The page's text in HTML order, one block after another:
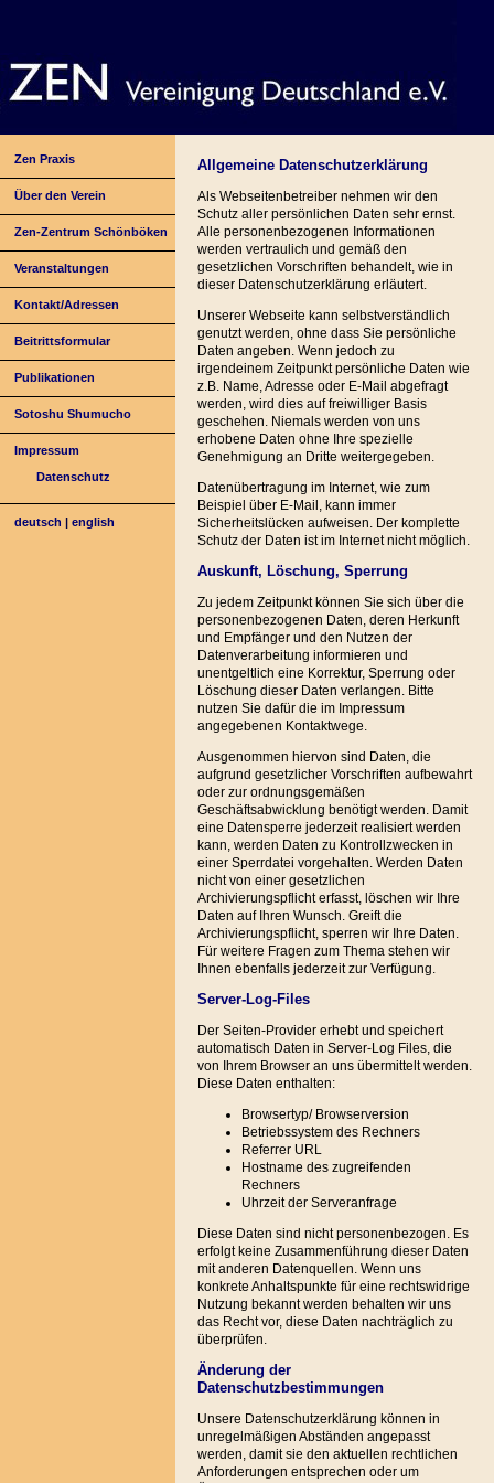
Zen Praxis
Über den Verein
Zen-Zentrum Schönböken
Veranstaltungen
Kontakt/Adressen
Beitrittsformular
Publikationen
Sotoshu Shumucho
Impressum
Datenschutz
deutsch |english
Allgemeine Datenschutzerklärung
Als Webseitenbetreiber nehmen wir den
Schutz aller persönlichen Daten sehr ernst.
Alle personenbezogenen Informationen
werden vertraulich und gemäß den
gesetzlichen Vorschriften behandelt, wie in
dieser Datenschutzerklärung erläutert.
Unserer Webseite kann selbstverständlich
genutzt werden, ohne dass Sie persönliche
Daten angeben. Wenn jedoch zu
irgendeinem Zeitpunkt persönliche Daten wie
z.B. Name, Adresse oder E-Mail abgefragt
werden, wird dies auf freiwilliger Basis
geschehen. Niemals werden von uns
erhobene Daten ohne Ihre spezielle
Genehmigung an Dritte weitergegeben.
Datenübertragung im Internet, wie zum
Beispiel über E-Mail, kann immer
Sicherheitslücken aufweisen. Der komplette
Schutz der Daten ist im Internet nicht möglich.
Auskunft, Löschung, Sperrung
Zu jedem Zeitpunkt können Sie sich über die
personenbezogenen Daten, deren Herkunft
und Empfänger und den Nutzen der
Datenverarbeitung informieren und
unentgeltlich eine Korrektur, Sperrung oder
Löschung dieser Daten verlangen. Bitte
nutzen Sie dafür die im Impressum
angegebenen Kontaktwege.
Ausgenommen hiervon sind Daten, die
aufgrund gesetzlicher Vorschriften aufbewahrt
oder zur ordnungsgemäßen
Geschäftsabwicklung benötigt werden. Damit
eine Datensperre jederzeit realisiert werden
kann, werden Daten zu Kontrollzwecken in
einer Sperrdatei vorgehalten. Werden Daten
nicht von einer gesetzlichen
Archivierungspflicht erfasst, löschen wir Ihre
Daten auf Ihren Wunsch. Greift die
Archivierungspflicht, sperren wir Ihre Daten.
Für weitere Fragen zum Thema stehen wir
Ihnen ebenfalls jederzeit zur Verfügung.
Server-Log-Files
Der Seiten-Provider erhebt und speichert
automatisch Daten in Server-Log Files, die
von Ihrem Browser an uns übermittelt werden.
Diese Daten enthalten:
Browsertyp/ Browserversion
Betriebssystem des Rechners
Referrer URL
Hostname des zugreifenden
Rechners
Uhrzeit der Serveranfrage
Diese Daten sind nicht personenbezogen. Es
erfolgt keine Zusammenführung dieser Daten
mit anderen Datenquellen. Wenn uns
konkrete Anhaltspunkte für eine rechtswidrige
Nutzung bekannt werden behalten wir uns
das Recht vor, diese Daten nachträglich zu
überprüfen.
Änderung der
Datenschutzbestimmungen
Unsere Datenschutzerklärung können in
unregelmäßigen Abständen angepasst
werden, damit sie den aktuellen rechtlichen
Anforderungen entsprechen oder um